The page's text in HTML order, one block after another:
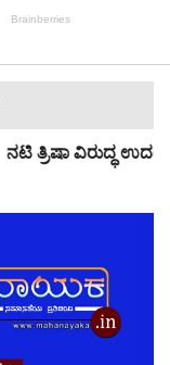
ನಟಿ ತ್ರಿಷಾ ವಿರುದ್ಧ